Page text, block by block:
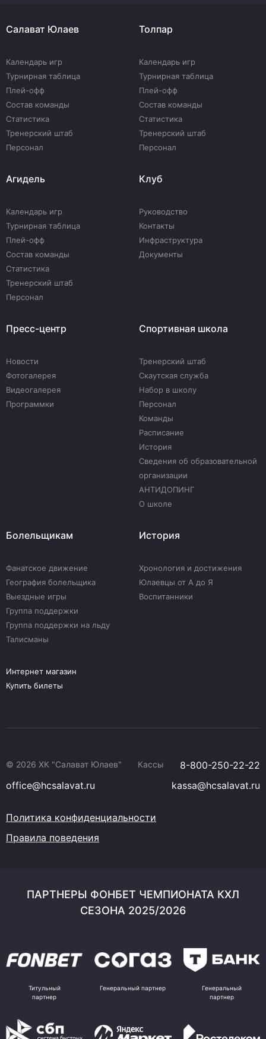
Салават Юлаев
Календарь игр
Турнирная таблица
Плей-офф
Состав команды
Статистика
Тренерский штаб
Персонал
Толпар
Календарь игр
Турнирная таблица
Плей-офф
Состав команды
Статистика
Тренерский штаб
Персонал
Агидель
Календарь игр
Турнирная таблица
Плей-офф
Состав команды
Статистика
Тренерский штаб
Персонал
Клуб
Руководство
Контакты
Инфраструктура
Документы
Пресс-центр
Новости
Фотогалерея
Видеогалерея
Программки
Спортивная школа
Тренерский штаб
Скаутская служба
Набор в школу
Персонал
Команды
Расписание
История
Сведения об образовательной
организации
АНТИДОПИНГ
О школе
Болельщикам
Фанатское движение
География болельщика
Выездные игры
Группа поддержки
Группа поддержки на льду
Талисманы
История
Хронология и достижения
Юлаевцы от А до Я
Воспитанники
Интернет магазин
Купить билеты
© 2026 ХК "Салават Юлаев" Кассы
8-800-250-22-22
office@hcsalavat.ru
kassa@hcsalavat.ru
Политика конфиденциальности
Правила поведения
ПАРТНЕРЫ ФОНБЕТ ЧЕМПИОНАТА КХЛ
СЕЗОНА 2025/2026
Титульный
партнер
Генеральный партнер
Генеральный
партнер